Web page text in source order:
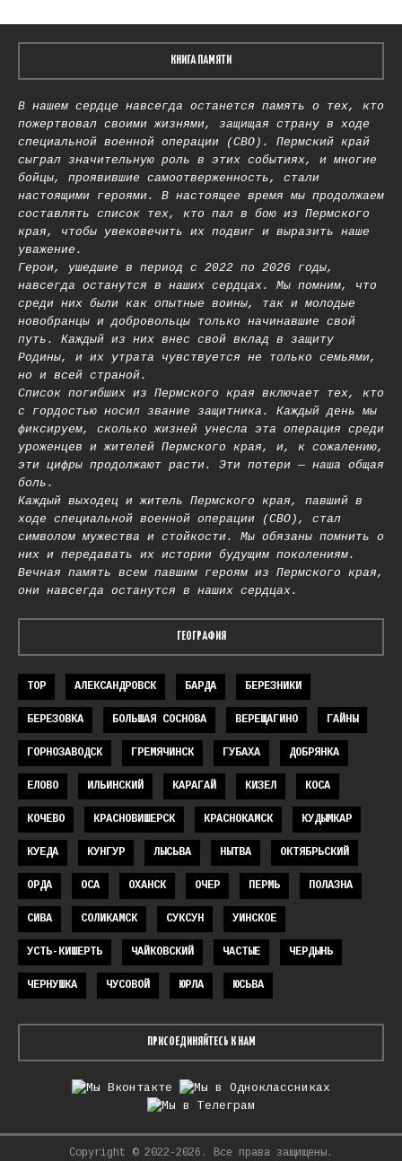
КНИГА ПАМЯТИ
В нашем сердце навсегда останется память о тех, кто
пожертвовал своими жизнями, защищая страну в ходе
специальной военной операции (СВО). Пермский край
сыграл значительную роль в этих событиях, и многие
бойцы, проявившие самоотверженность, стали
настоящими героями. В настоящее время мы продолжаем
составлять список тех, кто пал в бою из Пермского
края, чтобы увековечить их подвиг и выразить наше
уважение.
Герои, ушедшие в период с 2022 по 2026 годы,
навсегда останутся в наших сердцах. Мы помним, что
среди них были как опытные воины, так и молодые
новобранцы и добровольцы только начинавшие свой
путь. Каждый из них внес свой вклад в защиту
Родины, и их утрата чувствуется не только семьями,
но и всей страной.
Список погибших из Пермского края включает тех, кто
с гордостью носил звание защитника. Каждый день мы
фиксируем, сколько жизней унесла эта операция среди
уроженцев и жителей Пермского края, и, к сожалению,
эти цифры продолжают расти. Эти потери — наша общая
боль.
Каждый выходец и житель Пермского края, павший в
ходе специальной военной операции (СВО), стал
символом мужества и стойкости. Мы обязаны помнить о
них и передавать их истории будущим поколениям.
Вечная память всем павшим героям из Пермского края,
они навсегда останутся в наших сердцах.
ГЕОГРАФИЯ
TOP АЛЕКСАНДРОВСК БАРДА БЕРЕЗНИКИ
БЕРЕЗОВКА БОЛЬШАЯ СОСНОВА ВЕРЕЩАГИНО ГАЙНЫ
ГОРНОЗАВОДСК ГРЕМЯЧИНСК ГУБАХА ДОБРЯНКА
ЕЛОВО ИЛЬИНСКИЙ КАРАГАЙ КИЗЕЛ КОСА
КОЧЕВО КРАСНОВИШЕРСК КРАСНОКАМСК КУДЫМКАР
КУЕДА КУНГУР ЛЫСЬВА НЫТВА ОКТЯБРЬСКИЙ
ОРДА ОСА ОХАНСК ОЧЕР ПЕРМЬ ПОЛАЗНА
СИВА СОЛИКАМСК СУКСУН УИНСКОЕ
УСТЬ-КИШЕРТЬ ЧАЙКОВСКИЙ ЧАСТЫЕ ЧЕРДЫНЬ
ЧЕРНУШКА ЧУСОВОЙ ЮРЛА ЮСЬВА
ПРИСОЕДИНЯЙТЕСЬ К НАМ
Copyright © 2022-2026. Все права защищены.